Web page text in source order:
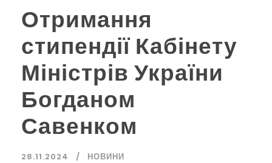
Отримання
стипендії Кабінету
Міністрів України
Богданом
Савенком
28.11.2024 НОВИНИ